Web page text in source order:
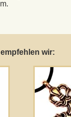
wir: